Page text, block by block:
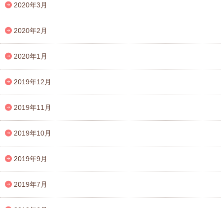
2020年3月
2020年2月
2020年1月
2019年12月
2019年11月
2019年10月
2019年9月
2019年7月